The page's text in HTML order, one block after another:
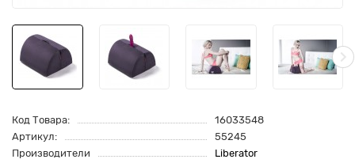
Код Товара:
16033548
Артикул:
55245
Производители
Liberator